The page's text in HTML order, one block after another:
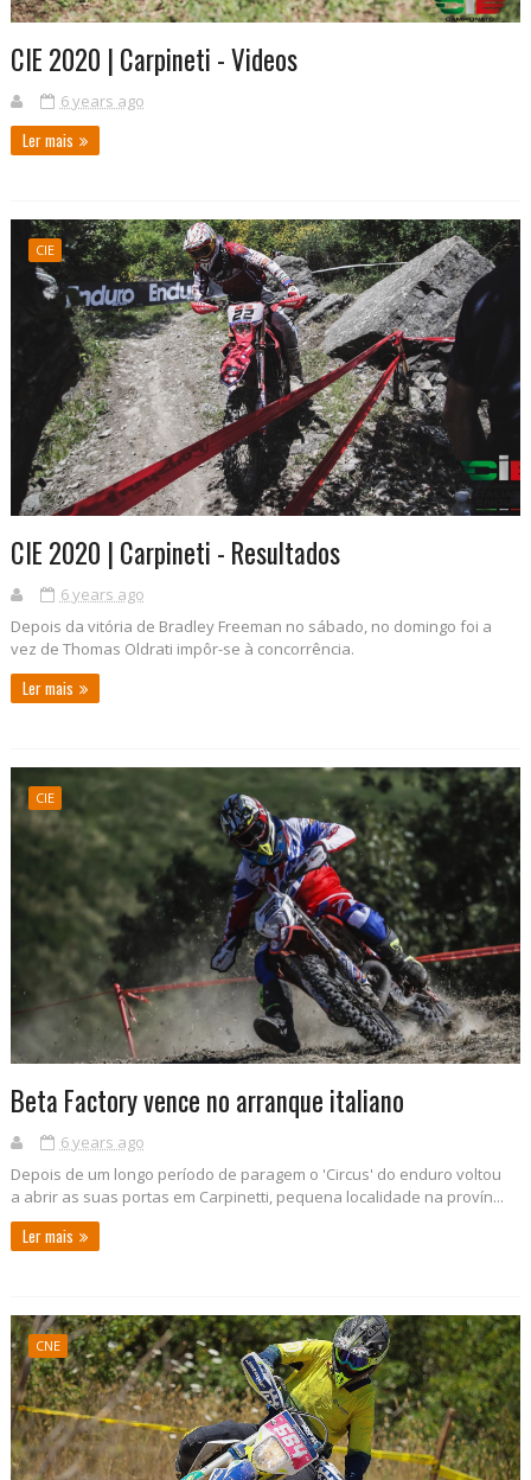
CIE 2020 | Carpineti - Videos
6 years ago
Ler mais
CIE
CIE 2020 | Carpineti - Resultados
6 years ago
Depois da vitória de Bradley Freeman no sábado, no domingo foi a
vez de Thomas Oldrati impôr-se à concorrência.
Ler mais
CIE
Beta Factory vence no arranque italiano
6 years ago
Depois de um longo período de paragem o 'Circus' do enduro voltou
a abrir as suas portas em Carpinetti, pequena localidade na provín...
Ler mais
CNE